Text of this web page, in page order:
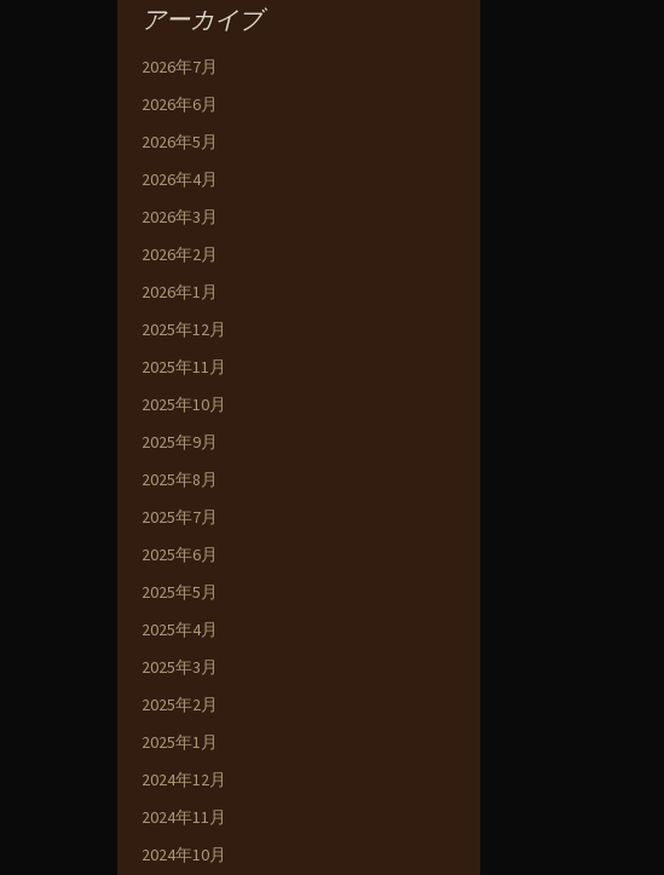
アーカイブ
2026年7月
2026年6月
2026年5月
2026年4月
2026年3月
2026年2月
2026年1月
2025年12月
2025年11月
2025年10月
2025年9月
2025年8月
2025年7月
2025年6月
2025年5月
2025年4月
2025年3月
2025年2月
2025年1月
2024年12月
2024年11月
2024年10月